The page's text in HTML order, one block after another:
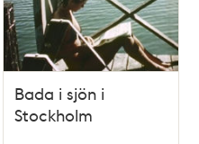
Bada i sjön i
Stockholm